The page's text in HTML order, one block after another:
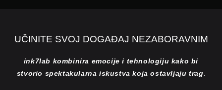
UČINITE SVOJ DOGAĐAJ NEZABORAVNIM
ink7lab kombinira emocije i tehnologiju kako bi
stvorio spektakularna iskustva koja ostavljaju trag.